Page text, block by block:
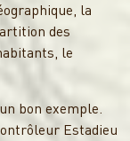
la
des
le
bon exemple.
Estadieu